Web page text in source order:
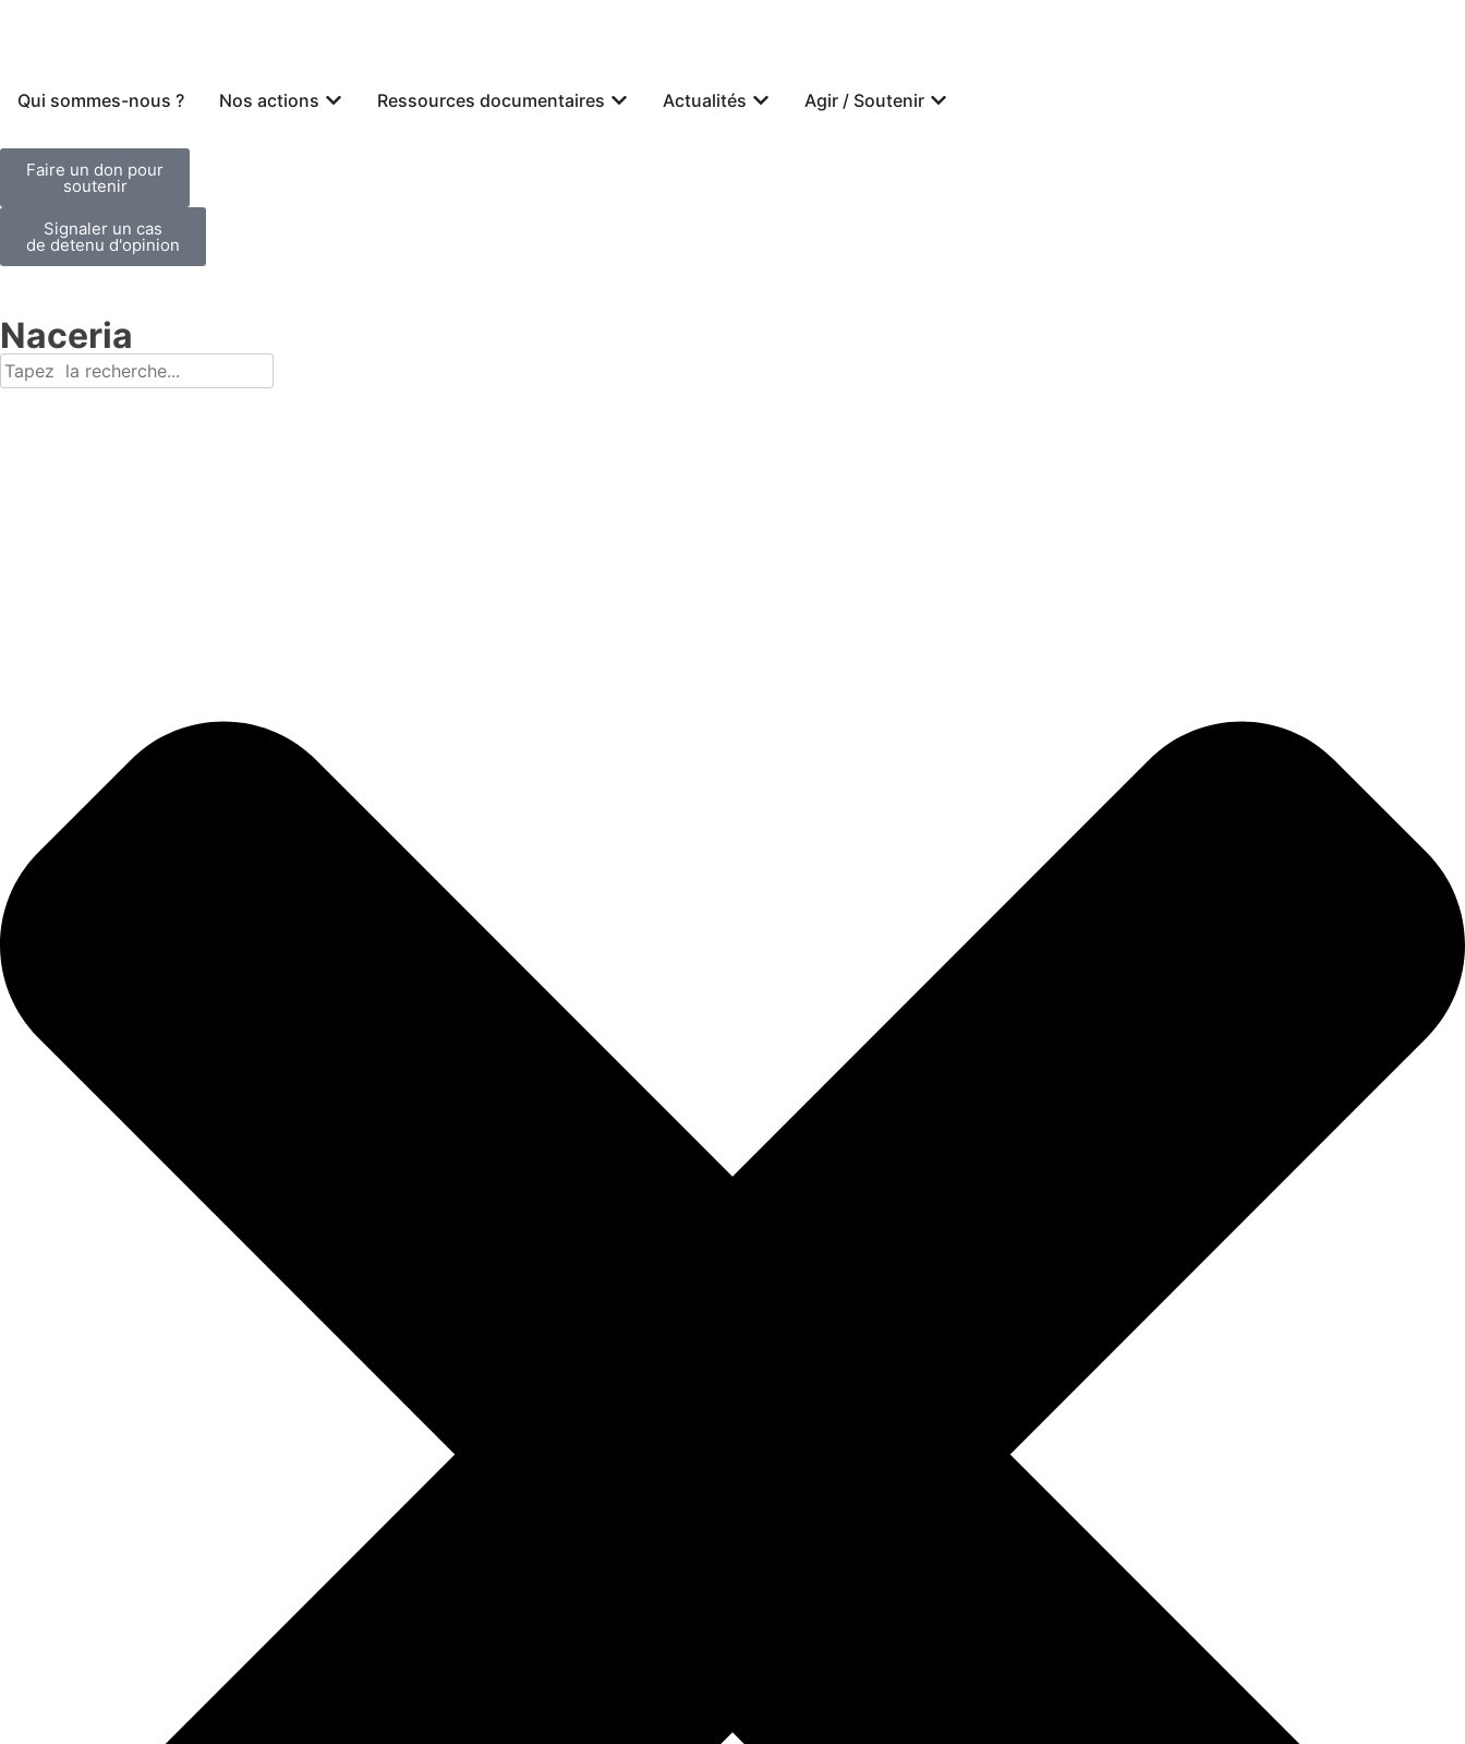
Qui sommes-nous ? Nos actions Ressources documentaires Actualités Agir / Soutenir
Faire un don pour
soutenir
Signaler un cas
de detenu d'opinion
Naceria